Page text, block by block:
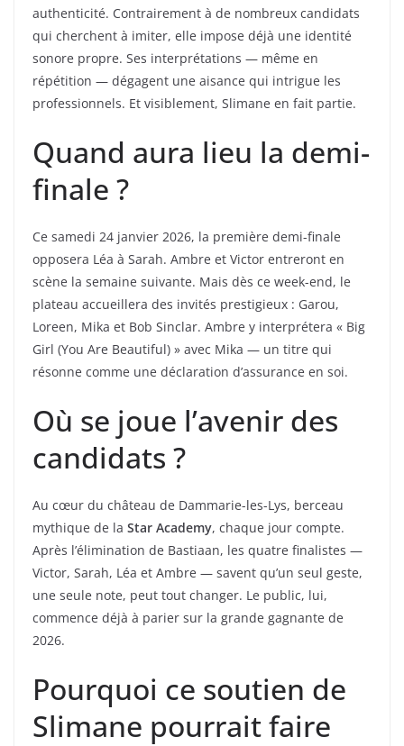
authenticité. Contrairement à de nombreux candidats
qui cherchent à imiter, elle impose déjà une identité
sonore propre. Ses interprétations — même en
répétition — dégagent une aisance qui intrigue les
professionnels. Et visiblement, Slimane en fait partie.
Quand aura lieu la demi-
finale ?
Ce samedi 24 janvier 2026, la première demi-finale
opposera Léa à Sarah. Ambre et Victor entreront en
scène la semaine suivante. Mais dès ce week-end, le
plateau accueillera des invités prestigieux : Garou,
Loreen, Mika et Bob Sinclar. Ambre y interprétera « Big
Girl (You Are Beautiful) » avec Mika — un titre qui
résonne comme une déclaration d’assurance en soi.
Où se joue l’avenir des
candidats ?
Au cœur du château de Dammarie-les-Lys, berceau
mythique de la Star Academy, chaque jour compte.
Après l’élimination de Bastiaan, les quatre finalistes —
Victor, Sarah, Léa et Ambre — savent qu’un seul geste,
une seule note, peut tout changer. Le public, lui,
commence déjà à parier sur la grande gagnante de
2026.
Pourquoi ce soutien de
Slimane pourrait faire